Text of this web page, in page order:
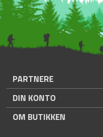
PARTNERE
DIN KONTO
OM BUTIKKEN